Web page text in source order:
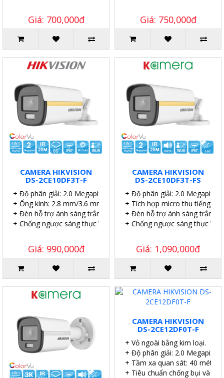
Giá: 700,000đ Giá: 750,000đ
CAMERA HIKVISION
DS-2CE10DF3T-F
+ Độ phân giải: 2.0 Megapixel.
+ Ống kính: 2.8 mm/3.6 mm/6 mm.
+ Đèn hỗ trợ ánh sáng trắng lên đến 20 mét.
+ Chống ngược sáng thực WDR 130dB.
Giá: 990,000đ
CAMERA HIKVISION
DS-2CE10DF3T-FS
+ Độ phân giải: 2.0 Megapixel.
+ Tích hợp micro thu tiếng.
+ Đèn hỗ trợ ánh sáng trắng
+ Chống ngược sáng thực
Giá: 1,090,000đ
CAMERA HIKVISION
DS-2CE12DF0T-F
+ Vỏ ngoài bằng kim loại.
+ Độ phân giải: 2.0 Megapixel.
+ Tầm xa quan sát: 40 mét.
+ Tiêu chuẩn chống bụi và